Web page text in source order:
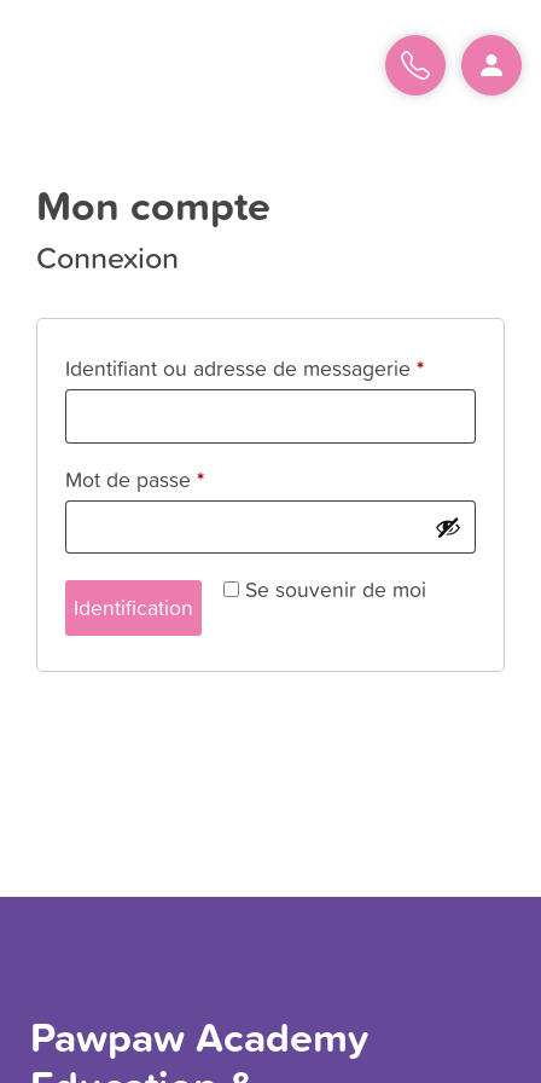
Mon compte
Connexion
Identifiant ou adresse de messagerie *Obligatoire
Mot de passe *Obligatoire
Se souvenir de moi
Identification
Pawpaw Academy